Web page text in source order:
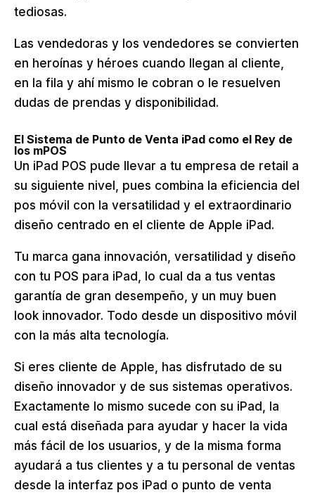
tediosas.
Las vendedoras y los vendedores se convierten
en heroínas y héroes cuando llegan al cliente,
en la fila y ahí mismo le cobran o le resuelven
dudas de prendas y disponibilidad.
El Sistema de Punto de Venta iPad como el Rey de
los mPOS
Un iPad POS pude llevar a tu empresa de retail a
su siguiente nivel, pues combina la eficiencia del
pos móvil con la versatilidad y el extraordinario
diseño centrado en el cliente de Apple iPad.
Tu marca gana innovación, versatilidad y diseño
con tu POS para iPad, lo cual da a tus ventas
garantía de gran desempeño, y un muy buen
look innovador. Todo desde un dispositivo móvil
con la más alta tecnología.
Si eres cliente de Apple, has disfrutado de su
diseño innovador y de sus sistemas operativos.
Exactamente lo mismo sucede con su iPad, la
cual está diseñada para ayudar y hacer la vida
más fácil de los usuarios, y de la misma forma
ayudará a tus clientes y a tu personal de ventas
desde la interfaz pos iPad o punto de venta